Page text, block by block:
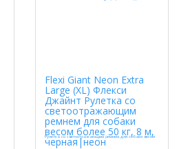
Flexi Giant Neon Extra
Large (XL) Флекси
Джайнт Рулетка со
светоотражающим
ремнем для собаки
весом более 50 кг, 8 м,
черная|неон